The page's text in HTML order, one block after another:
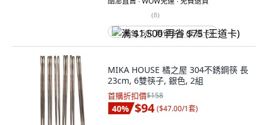
(8)
满 $1,500 再省 $75 (王道卡)
MIKA HOUSE 橘之屋 304不銹鋼筷 長
23cm, 6雙筷子, 銀色, 2組
首購折扣價$158
40% $94 ($47.00/1套)